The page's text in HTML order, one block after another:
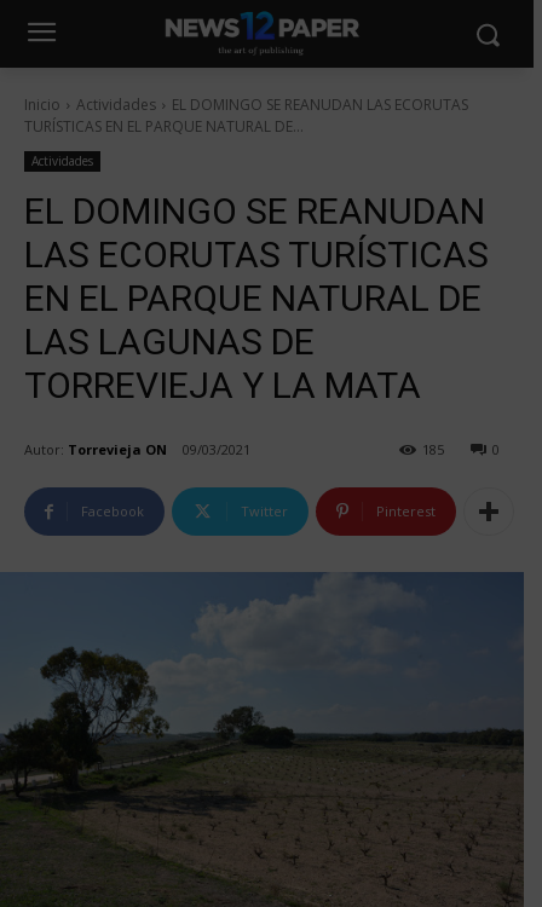
Inicio Actividades
EL DOMINGO SE REANUDAN LAS ECORUTAS
TURÍSTICAS EN EL PARQUE NATURAL DE...
Actividades
EL DOMINGO SE REANUDAN
LAS ECORUTAS TURÍSTICAS
EN EL PARQUE NATURAL DE
LAS LAGUNAS DE
TORREVIEJA Y LA MATA
Autor: Torrevieja ON 09/03/2021 0
185
Facebook Twitter Pinterest